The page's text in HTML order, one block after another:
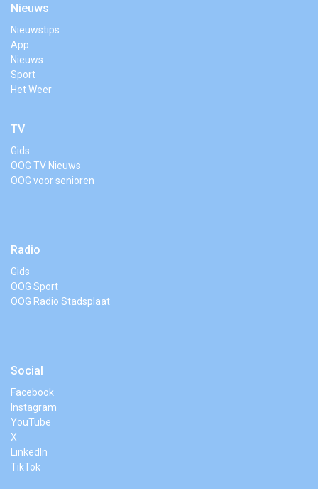
Nieuws
Nieuwstips
App
Nieuws
Sport
Het Weer
TV
Gids
OOG TV Nieuws
OOG voor senioren
Radio
Gids
OOG Sport
OOG Radio Stadsplaat
Social
Facebook
Instagram
YouTube
X
LinkedIn
TikTok